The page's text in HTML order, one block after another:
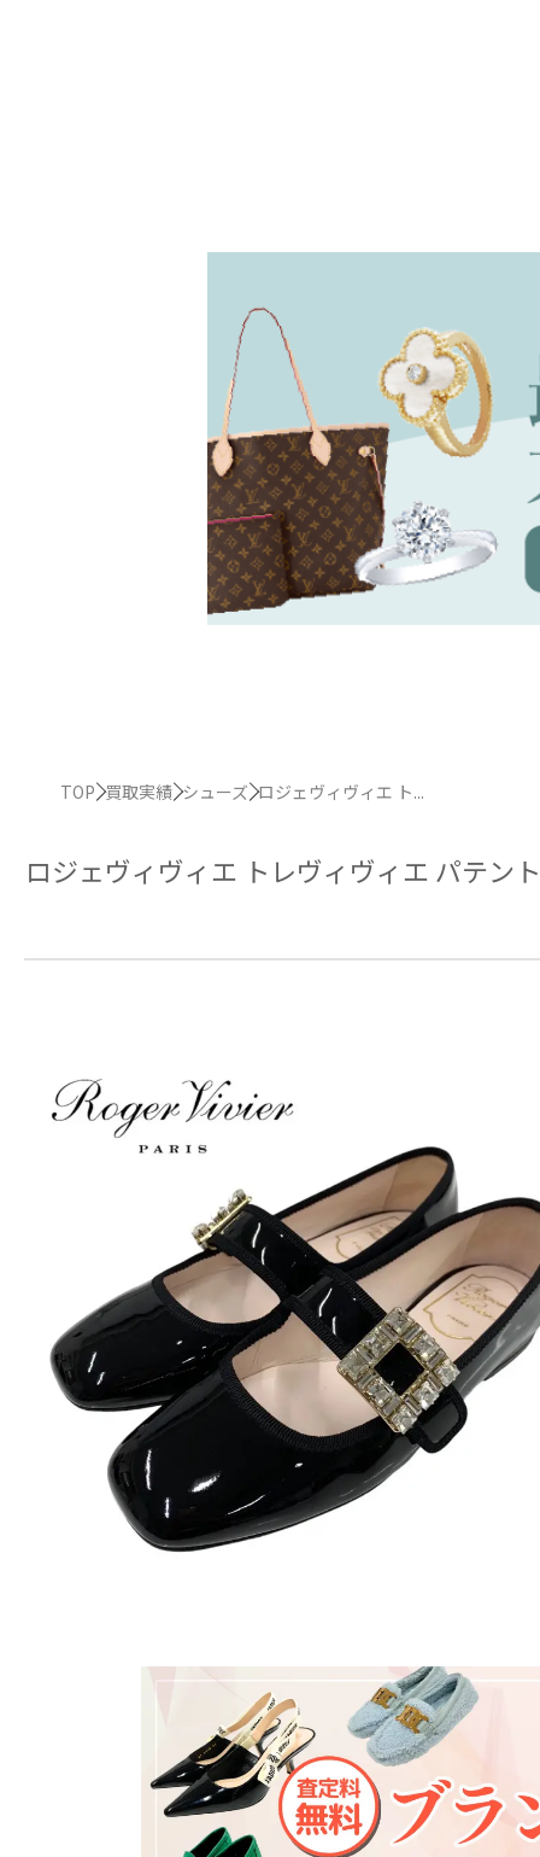
TOP 買取実績 シューズ ロジェヴィヴィエ ト...
ロジェヴィヴィエ トレヴィヴィエ パテン